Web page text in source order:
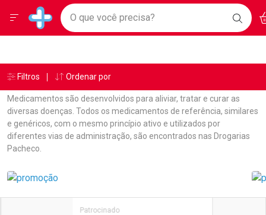
Drogarias Pacheco
Baixe nosso APP e aproveite Ofertas Exclusivas!
BAIXE
O APP
Ir direto para a home
pela página
Ir direto para o conteúdo
Ir direto para a busca
Ir direto para a ajuda
Ir direto para a notificações
Ir direto para o carrinho
Ir direto para o menu
Faça a sua busca
O que você precisa?
Menu
Breadcrumb
Drogarias Pacheco Medicamentos
Medicamentos são desenvolvidos para aliviar, tratar e curar as
diversas doenças. Todos os medicamentos de referência, similares
e genéricos, com o mesmo princípio ativo e utilizados por
diferentes vias de administração, são encontrados nas Drogarias
Pacheco.
Linkagens Internas em Destaque
Promoções em Destaque
Patrocinado
Âncoras
Filtros Ordenar por